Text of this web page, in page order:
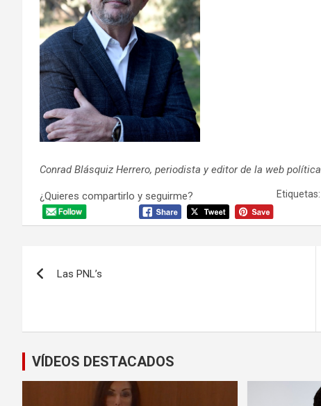
Conrad Blásquiz Herrero, periodista y editor de la web política
¿Quieres compartirlo y seguirme? Etiquetas:
Las PNL’s
VÍDEOS DESTACADOS